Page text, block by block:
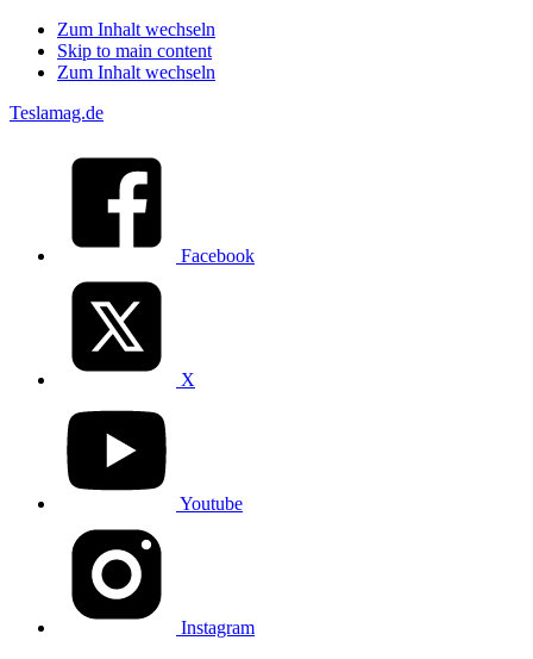
Zum Inhalt wechseln
Skip to main content
Zum Inhalt wechseln
Teslamag.de
Facebook
X
Youtube
Instagram